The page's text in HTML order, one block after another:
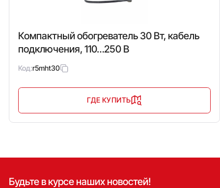
Компактный обогреватель 30 Вт, кабель
подключения, 110…250 В
Код:r5mht30
ГДЕ КУПИТЬ
Будьте в курсе наших новостей!